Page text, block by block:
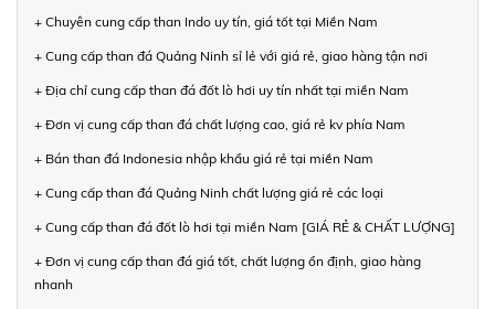
+ Chuyên cung cấp than Indo uy tín, giá tốt tại Miền Nam
+ Cung cấp than đá Quảng Ninh sỉ lẻ với giá rẻ, giao hàng tận nơi
+ Địa chỉ cung cấp than đá đốt lò hơi uy tín nhất tại miền Nam
+ Đơn vị cung cấp than đá chất lượng cao, giá rẻ kv phía Nam
+ Bán than đá Indonesia nhập khẩu giá rẻ tại miền Nam
+ Cung cấp than đá Quảng Ninh chất lượng giá rẻ các loại
+ Cung cấp than đá đốt lò hơi tại miền Nam [GIÁ RẺ & CHẤT LƯỢNG]
+ Đơn vị cung cấp than đá giá tốt, chất lượng ổn định, giao hàng
nhanh